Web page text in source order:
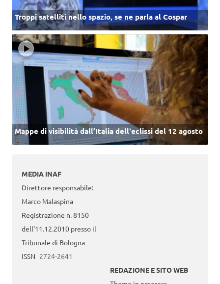
Troppi satelliti nello spazio, se ne parla al Cospar
Mappe di visibilità dall’Italia dell'eclissi del 12 agosto
MEDIA INAF
Direttore responsabile:
Marco Malaspina
Registrazione n. 8150
dell’11.12.2010 presso il
Tribunale di Bologna
ISSN 2724-2641
REDAZIONE E SITO WEB